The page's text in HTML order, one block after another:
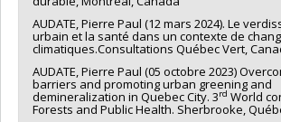
AUDATE, Pierre Paul (12 mars 2024). Le
urbain et la santé dans un contexte de
climatiques.Consultations Québec Vert,
AUDATE, Pierre Paul (05 octobre 2023)
barriers and promoting urban greening and
demineralization in Quebec City. 3rd World
Forests and Public Health. Sherbrooke,